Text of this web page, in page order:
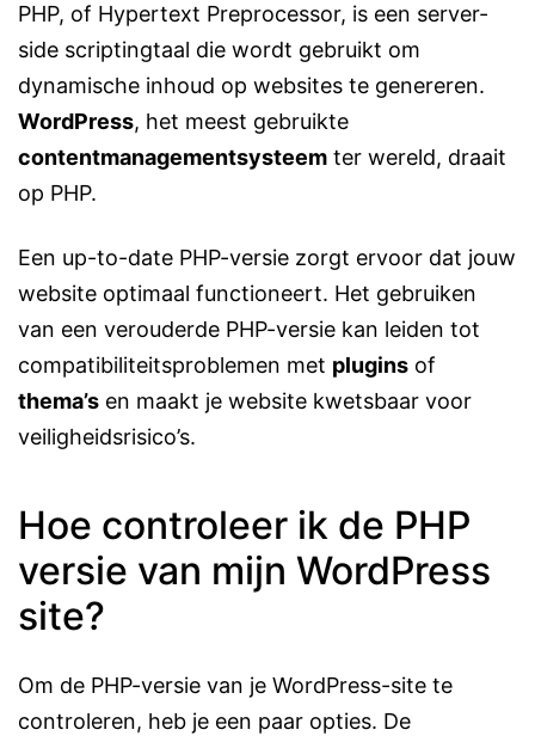
PHP, of Hypertext Preprocessor, is een server-
side scriptingtaal die wordt gebruikt om
dynamische inhoud op websites te genereren.
WordPress, het meest gebruikte
contentmanagementsysteem ter wereld, draait
op PHP.
Een up-to-date PHP-versie zorgt ervoor dat jouw
website optimaal functioneert. Het gebruiken
van een verouderde PHP-versie kan leiden tot
compatibiliteitsproblemen met plugins of
thema’s en maakt je website kwetsbaar voor
veiligheidsrisico’s.
Hoe controleer ik de PHP
versie van mijn WordPress
site?
Om de PHP-versie van je WordPress-site te
controleren, heb je een paar opties. De